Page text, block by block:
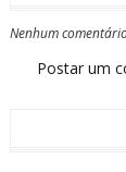
Nenhum
Postar um